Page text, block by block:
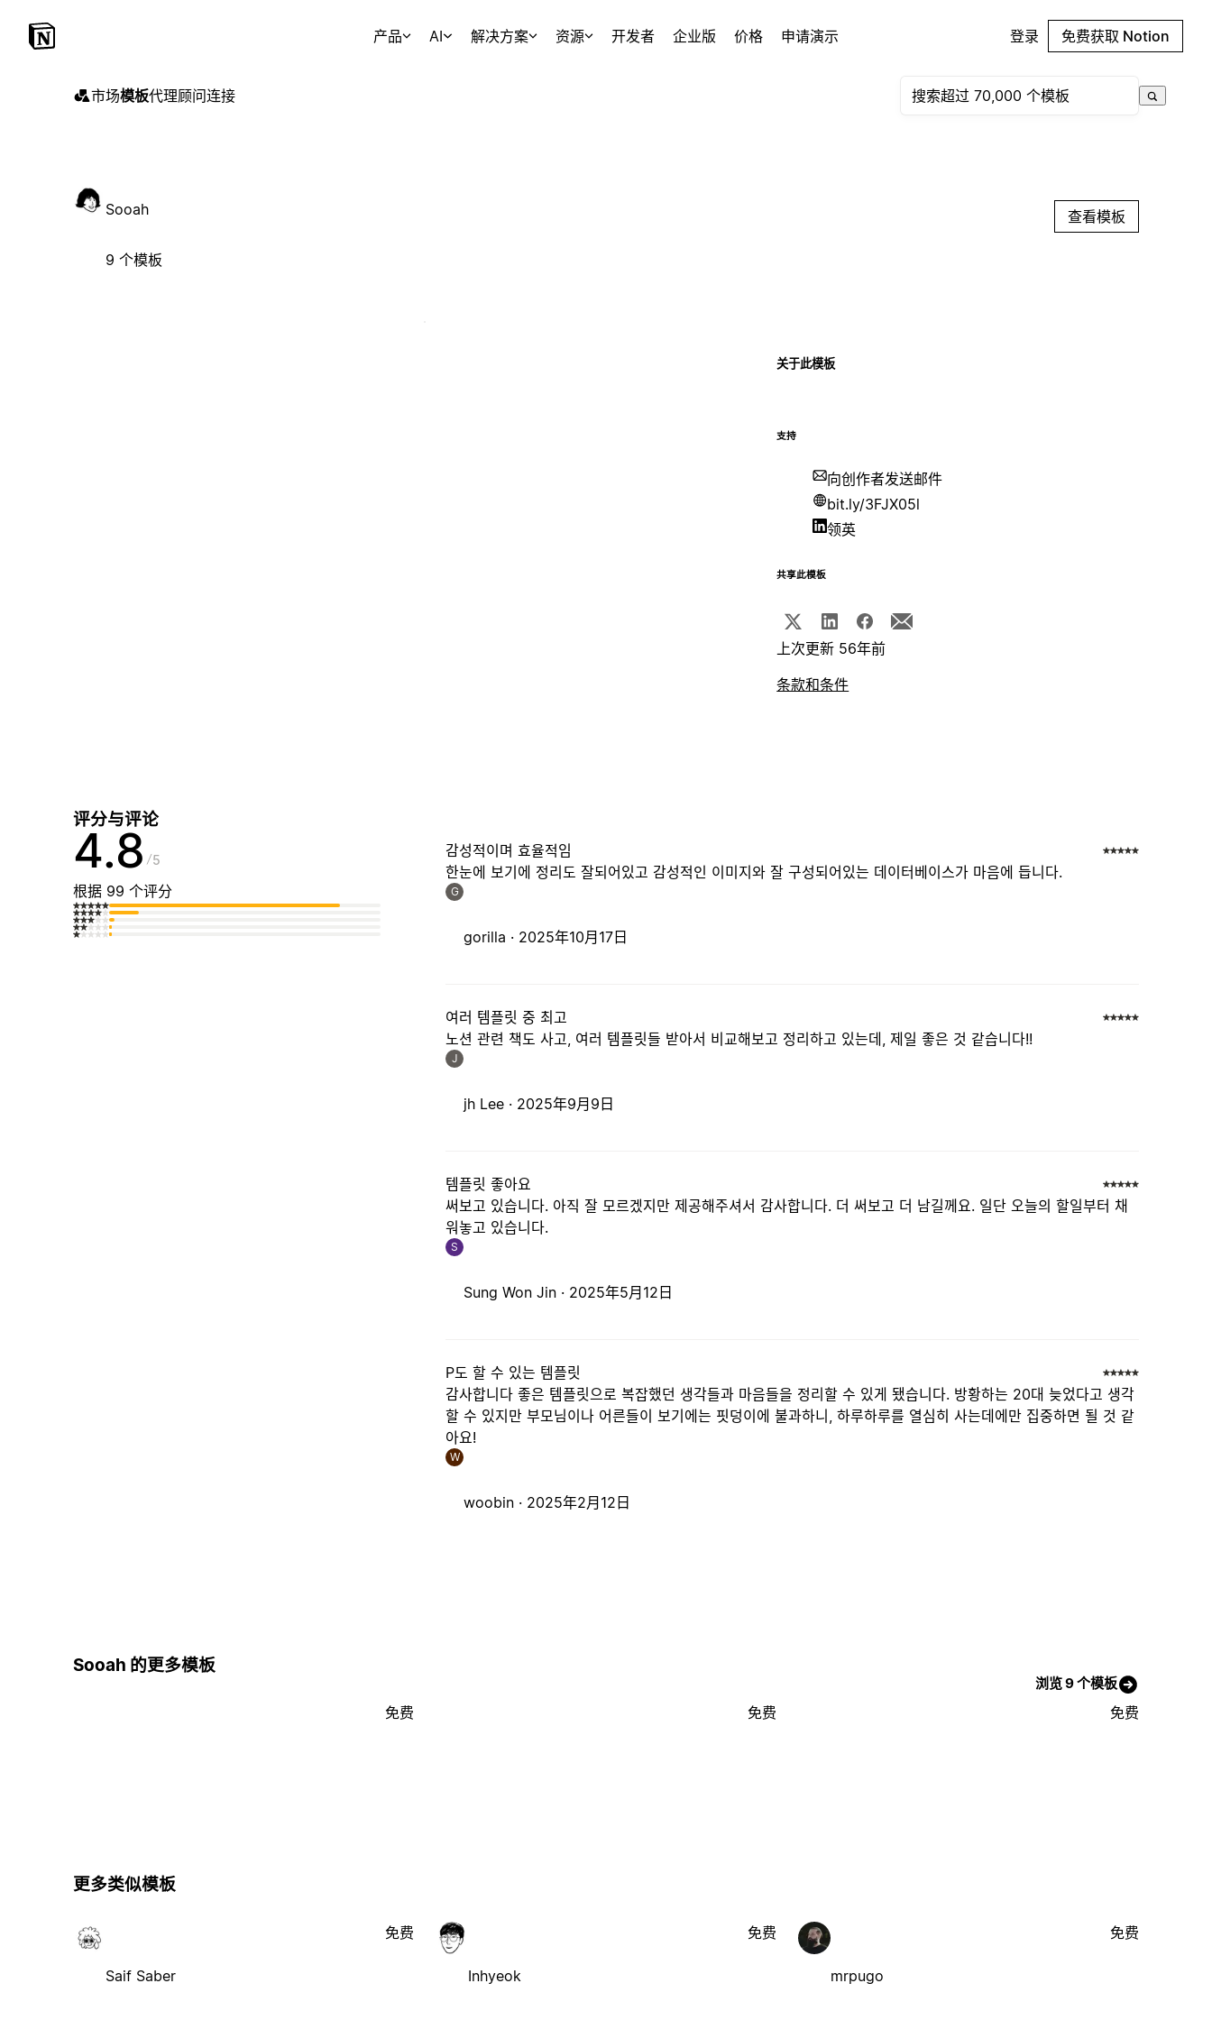
产品 AI 解决方案 资源 开发者 企业版 价格 申请演示 登录 免费获取 Notion
市场模板代理顾问连接
Sooah
9 个模板
查看模板
关于此模板
支持
向创作者发送邮件
bit.ly/3FJX05l
领英
共享此模板
上次更新 56年前
条款和条件
评分与评论
4.8 5
根据 99 个评分
감성적이며 효율적임
한눈에 보기에 정리도 잘되어있고 감성적인 이미지와 잘 구성되어있는 데이터베이스가 마음에 듭니다.
G
gorilla · 2025年10月17日
여러 템플릿 중 최고
노션 관련 책도 사고, 여러 템플릿들 받아서 비교해보고 정리하고 있는데, 제일 좋은 것 같습니다!!
J
jh Lee · 2025年9月9日
템플릿 좋아요
써보고 있습니다. 아직 잘 모르겠지만 제공해주셔서 감사합니다. 더 써보고 더 남길께요. 일단 오늘의 할일부터 채
워놓고 있습니다.
S
Sung Won Jin · 2025年5月12日
P도 할 수 있는 템플릿
감사합니다 좋은 템플릿으로 복잡했던 생각들과 마음들을 정리할 수 있게 됐습니다. 방황하는 20대 늦었다고 생각
할 수 있지만 부모님이나 어른들이 보기에는 핏덩이에 불과하니, 하루하루를 열심히 사는데에만 집중하면 될 것 같
아요!
W
woobin · 2025年2月12日
Sooah 的更多模板
浏览 9 个模板
免费 免费 免费
更多类似模板
Saif Saber
免费
Inhyeok
免费
mrpugo
免费